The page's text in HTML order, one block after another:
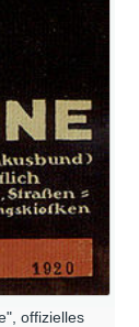
offizielles